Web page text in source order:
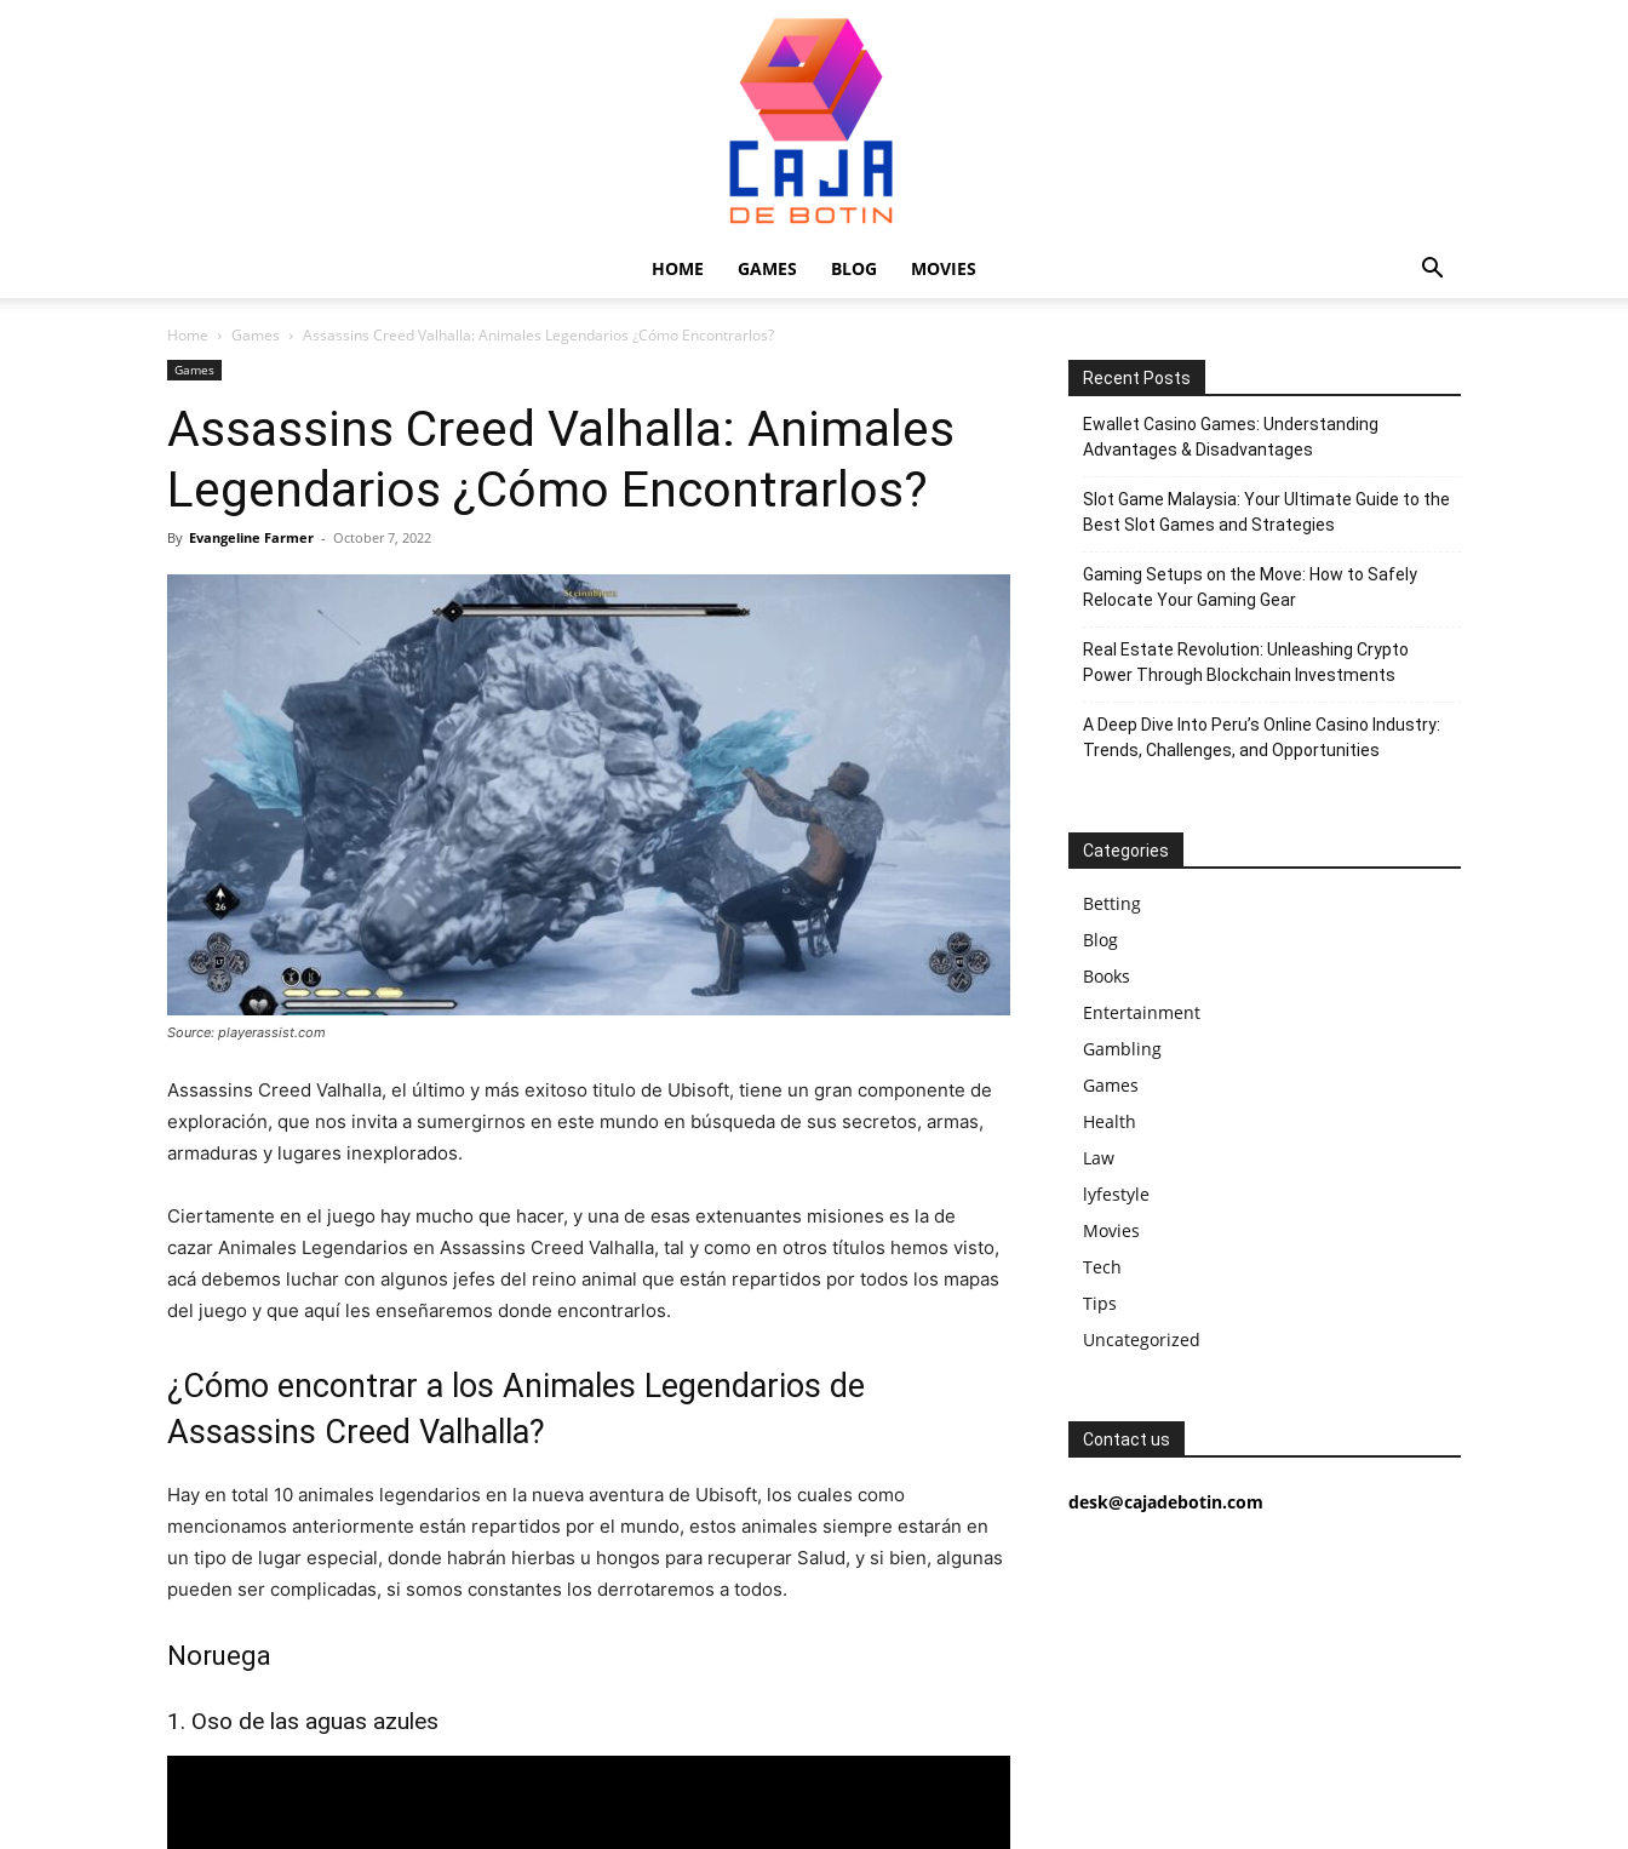
HOME GAMES BLOG MOVIES
Home Games Assassins Creed Valhalla: Animales Legendarios ¿Cómo Encontrarlos?
Games
Assassins Creed Valhalla: Animales
Legendarios ¿Cómo Encontrarlos?
By Evangeline Farmer - October 7, 2022
Source: playerassist.com
Assassins Creed Valhalla, el último y más exitoso titulo de Ubisoft, tiene un gran componente de
exploración, que nos invita a sumergirnos en este mundo en búsqueda de sus secretos, armas,
armaduras y lugares inexplorados.
Ciertamente en el juego hay mucho que hacer, y una de esas extenuantes misiones es la de
cazar Animales Legendarios en Assassins Creed Valhalla, tal y como en otros títulos hemos visto,
acá debemos luchar con algunos jefes del reino animal que están repartidos por todos los mapas
del juego y que aquí les enseñaremos donde encontrarlos.
¿Cómo encontrar a los Animales Legendarios de
Assassins Creed Valhalla?
Hay en total 10 animales legendarios en la nueva aventura de Ubisoft, los cuales como
mencionamos anteriormente están repartidos por el mundo, estos animales siempre estarán en
un tipo de lugar especial, donde habrán hierbas u hongos para recuperar Salud, y si bien, algunas
pueden ser complicadas, si somos constantes los derrotaremos a todos.
Noruega
1. Oso de las aguas azules
Recent Posts
Ewallet Casino Games: Understanding
Advantages & Disadvantages
Slot Game Malaysia: Your Ultimate Guide to the
Best Slot Games and Strategies
Gaming Setups on the Move: How to Safely
Relocate Your Gaming Gear
Real Estate Revolution: Unleashing Crypto
Power Through Blockchain Investments
A Deep Dive Into Peru’s Online Casino Industry:
Trends, Challenges, and Opportunities
Categories
Betting
Blog
Books
Entertainment
Gambling
Games
Health
Law
lyfestyle
Movies
Tech
Tips
Uncategorized
Contact us
desk@cajadebotin.com